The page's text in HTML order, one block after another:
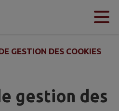
GESTION DES COOKIES
gestion des